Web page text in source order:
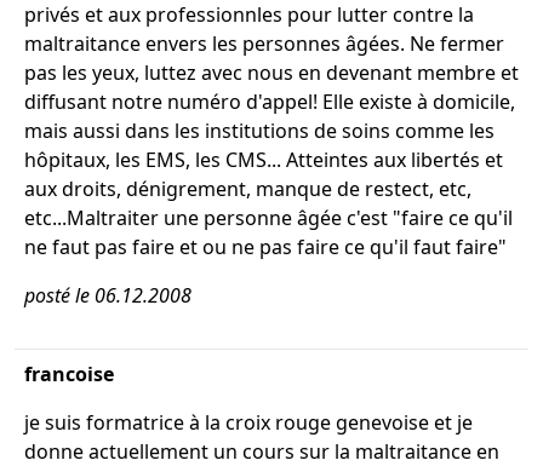
privés et aux professionnles pour lutter contre la
maltraitance envers les personnes âgées. Ne fermer
pas les yeux, luttez avec nous en devenant membre et
diffusant notre numéro d'appel! Elle existe à domicile,
mais aussi dans les institutions de soins comme les
hôpitaux, les EMS, les CMS... Atteintes aux libertés et
aux droits, dénigrement, manque de restect, etc,
etc...Maltraiter une personne âgée c'est "faire ce qu'il
ne faut pas faire et ou ne pas faire ce qu'il faut faire"
posté le 06.12.2008
francoise
je suis formatrice à la croix rouge genevoise et je
donne actuellement un cours sur la maltraitance en